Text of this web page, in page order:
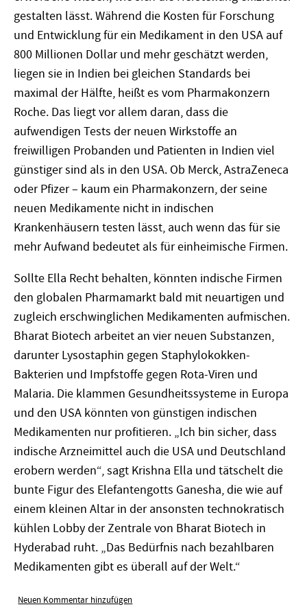
gestalten lässt. Während die Kosten für Forschung
und Entwicklung für ein Medikament in den USA auf
800 Millionen Dollar und mehr geschätzt werden,
liegen sie in Indien bei gleichen Standards bei
maximal der Hälfte, heißt es vom Pharmakonzern
Roche. Das liegt vor allem daran, dass die
aufwendigen Tests der neuen Wirkstoffe an
freiwilligen Probanden und Patienten in Indien viel
günstiger sind als in den USA. Ob Merck, AstraZeneca
oder Pfizer – kaum ein Pharmakonzern, der seine
neuen Medikamente nicht in indischen
Krankenhäusern testen lässt, auch wenn das für sie
mehr Aufwand bedeutet als für einheimische Firmen.
Sollte Ella Recht behalten, könnten indische Firmen
den globalen Pharmamarkt bald mit neuartigen und
zugleich erschwinglichen Medikamenten aufmischen.
Bharat Biotech arbeitet an vier neuen Substanzen,
darunter Lysostaphin gegen Staphylokokken-
Bakterien und Impfstoffe gegen Rota-Viren und
Malaria. Die klammen Gesundheitssysteme in Europa
und den USA könnten von günstigen indischen
Medikamenten nur profitieren. „Ich bin sicher, dass
indische Arzneimittel auch die USA und Deutschland
erobern werden“, sagt Krishna Ella und tätschelt die
bunte Figur des Elefantengotts Ganesha, die wie auf
einem kleinen Altar in der ansonsten technokratisch
kühlen Lobby der Zentrale von Bharat Biotech in
Hyderabad ruht. „Das Bedürfnis nach bezahlbaren
Medikamenten gibt es überall auf der Welt.“
Neuen Kommentar hinzufügen